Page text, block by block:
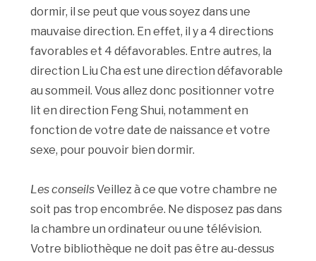
dormir, il se peut que vous soyez dans une
mauvaise direction. En effet, il y a 4 directions
favorables et 4 défavorables. Entre autres, la
direction Liu Cha est une direction défavorable
au sommeil. Vous allez donc positionner votre
lit en direction Feng Shui, notamment en
fonction de votre date de naissance et votre
sexe, pour pouvoir bien dormir.
Les conseilsVeillez à ce que votre chambre ne
soit pas trop encombrée. Ne disposez pas dans
la chambre un ordinateur ou une télévision.
Votre bibliothèque ne doit pas être au-dessus